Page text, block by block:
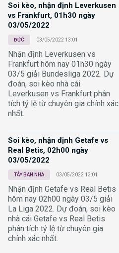
Soi kèo, nhận định Leverkusen
vs Frankfurt, 01h30 ngày
03/05/2022
ĐỨC 03/05/2022 13:01
Nhận định Leverkusen vs
Frankfurt hôm nay 01h30 ngày
03/5 giải Bundesliga 2022. Dự
đoán, soi kèo nhà cái
Leverkusen vs Frankfurt phân
tích tỷ lệ từ chuyên gia chính xác
nhất.
Soi kèo, nhận định Getafe vs
Real Betis, 02h00 ngày
03/05/2022
TÂY BAN NHA 03/05/2022 13:01
Nhận định Getafe vs Real Betis
hôm nay 02h00 ngày 03/5 giải
La Liga 2022. Dự đoán, soi kèo
nhà cái Getafe vs Real Betis
phân tích tỷ lệ từ chuyên gia
chính xác nhất.